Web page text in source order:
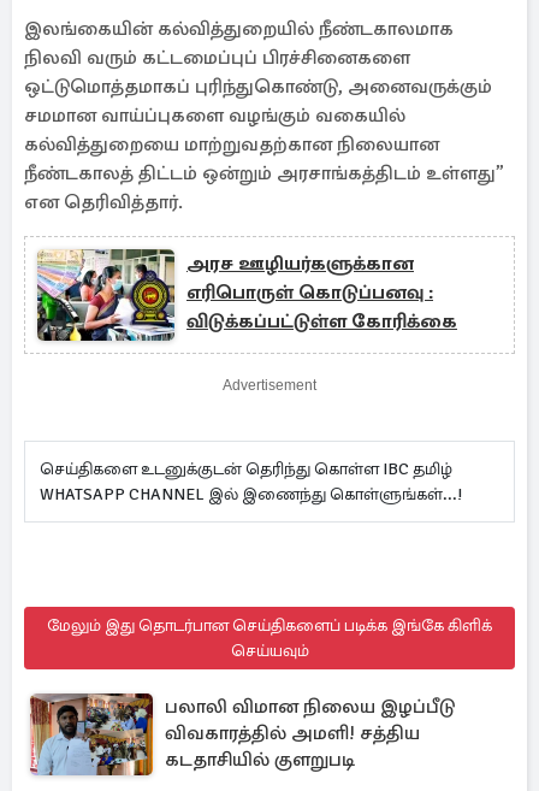
இலங்கையின் கல்வித்துறையில் நீண்டகாலமாக
நிலவி வரும் கட்டமைப்புப் பிரச்சினைகளை
ஒட்டுமொத்தமாகப் புரிந்துகொண்டு, அனைவருக்கும்
சமமான வாய்ப்புகளை வழங்கும் வகையில்
கல்வித்துறையை மாற்றுவதற்கான நிலையான
நீண்டகாலத் திட்டம் ஒன்றும் அரசாங்கத்திடம் உள்ளது”
என தெரிவித்தார்.
அரச ஊழியர்களுக்கான
எரிபொருள் கொடுப்பனவு :
விடுக்கப்பட்டுள்ள கோரிக்கை
Advertisement
செய்திகளை உடனுக்குடன் தெரிந்து கொள்ள IBC தமிழ்
WHATSAPP CHANNEL இல் இணைந்து கொள்ளுங்கள்...!
மேலும் இது தொடர்பான செய்திகளைப் படிக்க இங்கே கிளிக்
செய்யவும்
பலாலி விமான நிலைய இழப்பீடு
விவகாரத்தில் அமளி! சத்திய
கடதாசியில் குளறுபடி